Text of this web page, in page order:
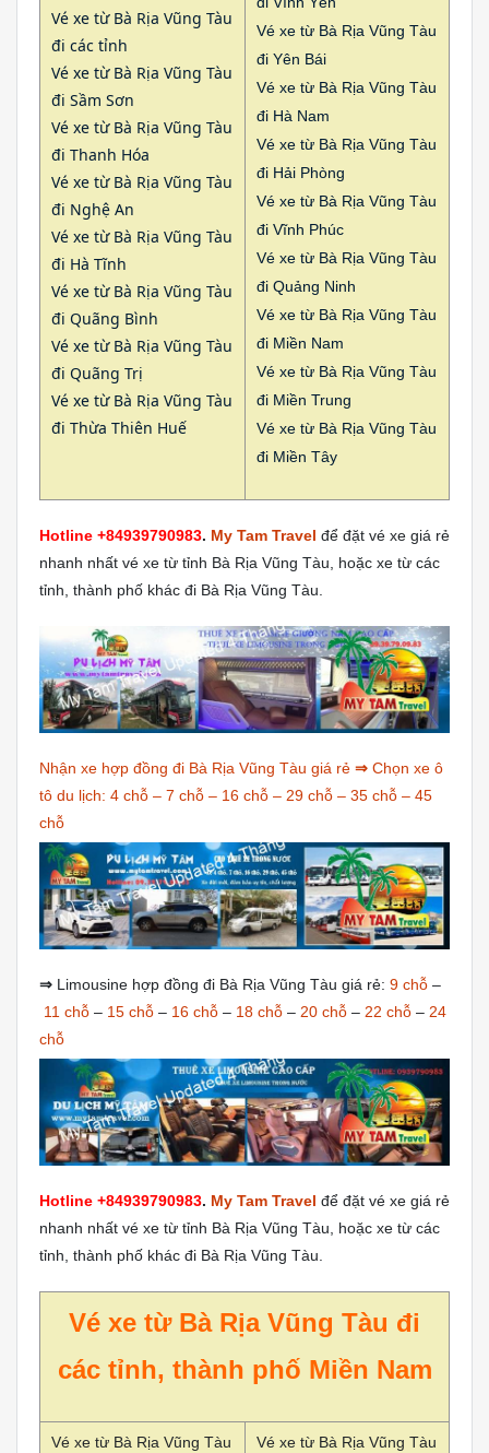
Vé xe từ Bà Rịa Vũng Tàu
đi các tỉnh
Vé xe từ Bà Rịa Vũng Tàu
đi Sầm Sơn
Vé xe từ Bà Rịa Vũng Tàu
đi Thanh Hóa
Vé xe từ Bà Rịa Vũng Tàu
đi Nghệ An
Vé xe từ Bà Rịa Vũng Tàu
đi Hà Tĩnh
Vé xe từ Bà Rịa Vũng Tàu
đi Quãng Bình
Vé xe từ Bà Rịa Vũng Tàu
đi Quãng Trị
Vé xe từ Bà Rịa Vũng Tàu
đi Thừa Thiên Huế
Vé xe từ Bà Rịa Vũng Tàu
đi Yên Bái
Vé xe từ Bà Rịa Vũng Tàu
đi Hà Nam
Vé xe từ Bà Rịa Vũng Tàu
đi Hải Phòng
Vé xe từ Bà Rịa Vũng Tàu
đi Vĩnh Phúc
Vé xe từ Bà Rịa Vũng Tàu
đi Quảng Ninh
Vé xe từ Bà Rịa Vũng Tàu
đi Miền Nam
Vé xe từ Bà Rịa Vũng Tàu
đi Miền Trung
Vé xe từ Bà Rịa Vũng Tàu
đi Miền Tây
Hotline +84939790983. My Tam Travel để đặt vé xe giá rẻ
nhanh nhất vé xe từ tỉnh Bà Rịa Vũng Tàu, hoặc xe từ các
tỉnh, thành phố khác đi Bà Rịa Vũng Tàu.
Nhận xe hợp đồng đi Bà Rịa Vũng Tàu giá rẻ ⇒ Chọn xe ô
tô du lịch: 4 chỗ – 7 chỗ – 16 chỗ – 29 chỗ – 35 chỗ – 45
chỗ
⇒ Limousine hợp đồng đi Bà Rịa Vũng Tàu giá rẻ: 9 chỗ –
11 chỗ – 15 chỗ – 16 chỗ – 18 chỗ – 20 chỗ – 22 chỗ – 24
chỗ
Hotline +84939790983. My Tam Travel để đặt vé xe giá rẻ
nhanh nhất vé xe từ tỉnh Bà Rịa Vũng Tàu, hoặc xe từ các
tỉnh, thành phố khác đi Bà Rịa Vũng Tàu.
Vé xe từ Bà Rịa Vũng Tàu đi
các tỉnh, thành phố Miền Nam
Vé xe từ Bà Rịa Vũng Tàu
Vé xe từ Bà Rịa Vũng Tàu